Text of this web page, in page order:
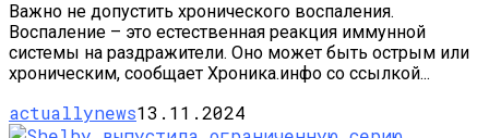
Важно не допустить хронического воспаления.
Воспаление – это естественная реакция иммунной
системы на раздражители. Оно может быть острым или
хроническим, сообщает Хроника.инфо со ссылкой...
actuallynews13.11.2024